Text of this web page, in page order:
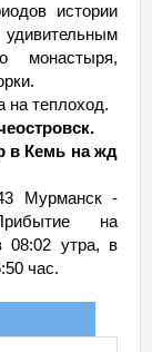
истории
монастыря,
на теплоход.
в Кемь на жд
Мурманск -
Прибытие на
08:02 утра, в
час.